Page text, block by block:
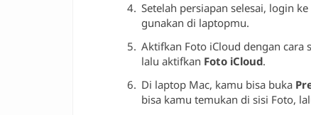
Setelah persiapan selesai, login
gunakan di laptopmu.
Aktifkan Foto iCloud dengan cara
lalu aktifkan Foto iCloud.
Di laptop Mac, kamu bisa buka
bisa kamu temukan di sisi Foto,